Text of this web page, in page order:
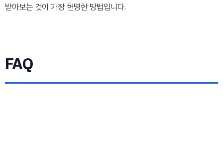
받아보는 것이 가장 현명한 방법입니다.
FAQ